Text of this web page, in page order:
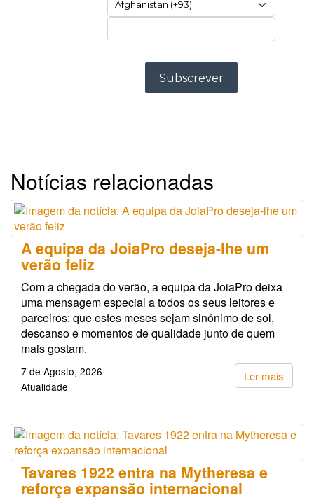
Notícias relacionadas
A equipa da JoiaPro deseja-lhe um
verão feliz
Com a chegada do verão, a equipa da JoiaPro deixa
uma mensagem especial a todos os seus leitores e
parceiros: que estes meses sejam sinónimo de sol,
descanso e momentos de qualidade junto de quem
mais gostam.
Ler mais
7 de Agosto, 2026
Atualidade
Tavares 1922 entra na Mytheresa e
reforça expansão internacional